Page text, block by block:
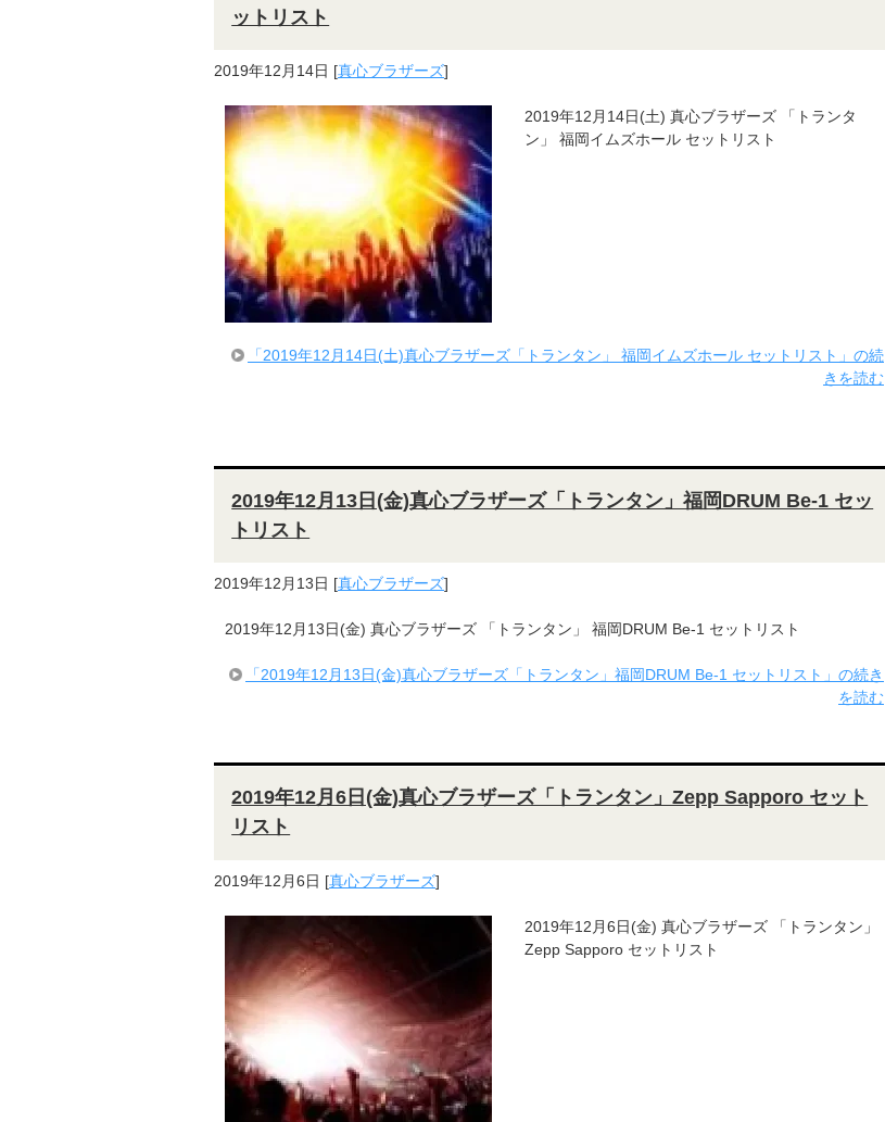
ットリスト
2019年12月14日 [真心ブラザーズ]
2019年12月14日(土) 真心ブラザーズ 「トランタ
ン」 福岡イムズホール セットリスト
「2019年12月14日(土)真心ブラザーズ「トランタン」 福岡イムズホール セットリスト」の続
きを読む
2019年12月13日(金)真心ブラザーズ「トランタン」福岡DRUM Be-1 セッ
トリスト
2019年12月13日 [真心ブラザーズ]
2019年12月13日(金) 真心ブラザーズ 「トランタン」 福岡DRUM Be-1 セットリスト
「2019年12月13日(金)真心ブラザーズ「トランタン」福岡DRUM Be-1 セットリスト」の続き
を読む
2019年12月6日(金)真心ブラザーズ「トランタン」Zepp Sapporo セット
リスト
2019年12月6日 [真心ブラザーズ]
2019年12月6日(金) 真心ブラザーズ 「トランタン」
Zepp Sapporo セットリスト